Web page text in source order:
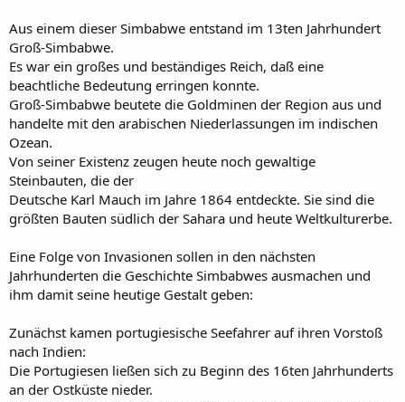
Aus einem dieser Simbabwe entstand im 13ten Jahrhundert
Groß-Simbabwe.
Es war ein großes und beständiges Reich, daß eine
beachtliche Bedeutung erringen konnte.
Groß-Simbabwe beutete die Goldminen der Region aus und
handelte mit den arabischen Niederlassungen im indischen
Ozean.
Von seiner Existenz zeugen heute noch gewaltige
Steinbauten, die der
Deutsche Karl Mauch im Jahre 1864 entdeckte. Sie sind die
größten Bauten südlich der Sahara und heute Weltkulturerbe.
Eine Folge von Invasionen sollen in den nächsten
Jahrhunderten die Geschichte Simbabwes ausmachen und
ihm damit seine heutige Gestalt geben:
Zunächst kamen portugiesische Seefahrer auf ihren Vorstoß
nach Indien:
Die Portugiesen ließen sich zu Beginn des 16ten Jahrhunderts
an der Ostküste nieder.